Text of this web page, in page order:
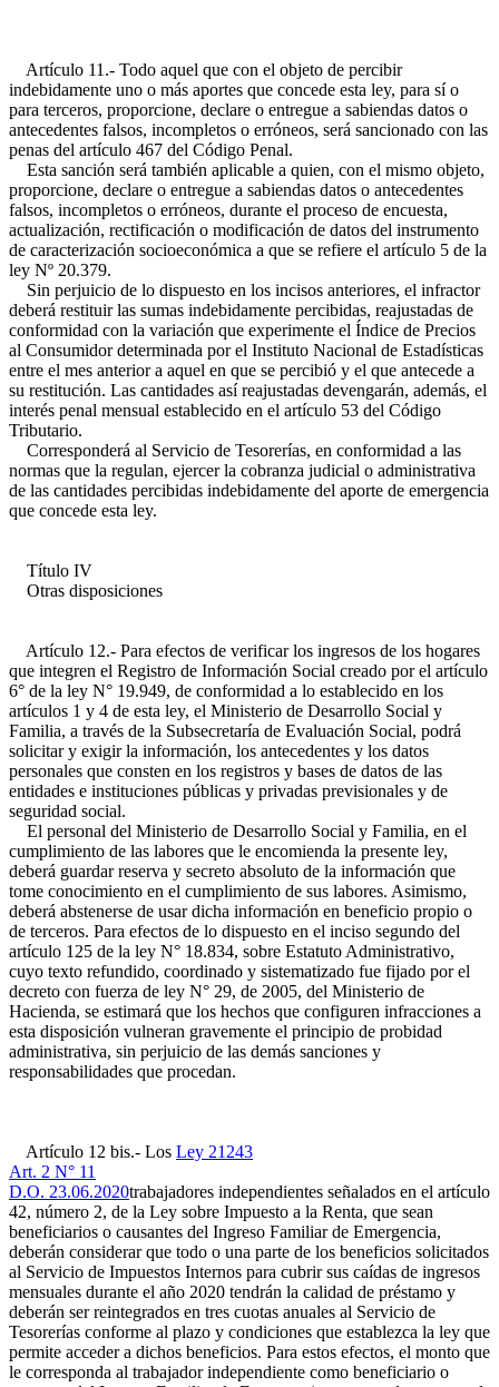
Artículo 11.- Todo aquel que con el objeto de percibir
indebidamente uno o más aportes que concede esta ley, para sí o
para terceros, proporcione, declare o entregue a sabiendas datos o
antecedentes falsos, incompletos o erróneos, será sancionado con las
penas del artículo 467 del Código Penal.
Esta sanción será también aplicable a quien, con el mismo objeto,
proporcione, declare o entregue a sabiendas datos o antecedentes
falsos, incompletos o erróneos, durante el proceso de encuesta,
actualización, rectificación o modificación de datos del instrumento
de caracterización socioeconómica a que se refiere el artículo 5 de la
ley Nº 20.379.
Sin perjuicio de lo dispuesto en los incisos anteriores, el infractor
deberá restituir las sumas indebidamente percibidas, reajustadas de
conformidad con la variación que experimente el Índice de Precios
al Consumidor determinada por el Instituto Nacional de Estadísticas
entre el mes anterior a aquel en que se percibió y el que antecede a
su restitución. Las cantidades así reajustadas devengarán, además, el
interés penal mensual establecido en el artículo 53 del Código
Tributario.
Corresponderá al Servicio de Tesorerías, en conformidad a las
normas que la regulan, ejercer la cobranza judicial o administrativa
de las cantidades percibidas indebidamente del aporte de emergencia
que concede esta ley.
Título IV
Otras disposiciones
Artículo 12.- Para efectos de verificar los ingresos de los hogares
que integren el Registro de Información Social creado por el artículo
6° de la ley N° 19.949, de conformidad a lo establecido en los
artículos 1 y 4 de esta ley, el Ministerio de Desarrollo Social y
Familia, a través de la Subsecretaría de Evaluación Social, podrá
solicitar y exigir la información, los antecedentes y los datos
personales que consten en los registros y bases de datos de las
entidades e instituciones públicas y privadas previsionales y de
seguridad social.
El personal del Ministerio de Desarrollo Social y Familia, en el
cumplimiento de las labores que le encomienda la presente ley,
deberá guardar reserva y secreto absoluto de la información que
tome conocimiento en el cumplimiento de sus labores. Asimismo,
deberá abstenerse de usar dicha información en beneficio propio o
de terceros. Para efectos de lo dispuesto en el inciso segundo del
artículo 125 de la ley N° 18.834, sobre Estatuto Administrativo,
cuyo texto refundido, coordinado y sistematizado fue fijado por el
decreto con fuerza de ley N° 29, de 2005, del Ministerio de
Hacienda, se estimará que los hechos que configuren infracciones a
esta disposición vulneran gravemente el principio de probidad
administrativa, sin perjuicio de las demás sanciones y
responsabilidades que procedan.
Artículo 12 bis.- Los Ley 21243
Art. 2 N° 11
D.O. 23.06.2020trabajadores independientes señalados en el artículo
42, número 2, de la Ley sobre Impuesto a la Renta, que sean
beneficiarios o causantes del Ingreso Familiar de Emergencia,
deberán considerar que todo o una parte de los beneficios solicitados
al Servicio de Impuestos Internos para cubrir sus caídas de ingresos
mensuales durante el año 2020 tendrán la calidad de préstamo y
deberán ser reintegrados en tres cuotas anuales al Servicio de
Tesorerías conforme al plazo y condiciones que establezca la ley que
permite acceder a dichos beneficios. Para estos efectos, el monto que
le corresponda al trabajador independiente como beneficiario o